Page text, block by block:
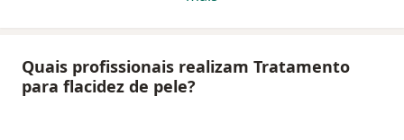
Quais profissionais realizam Tratamento
para flacidez de pele?